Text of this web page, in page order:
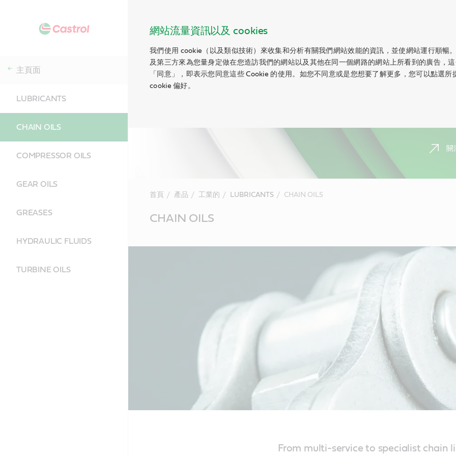
網站流量資訊以及 cookies
我們使用 cookie（以及類似技術）來收集和分析有關我們網站效能的資訊，並使網站運行順暢
及第三方來為您量身定做在您造訪我們的網站以及其他在同一個網路的網站上所看到的廣告，
「同意」，即表示您同意這些 Cookie 的使用。如您不同意或是您想要了解更多，您可以點選所
cookie 偏好。
關
主頁面
LUBRICANTS
CHAIN OILS
COMPRESSOR OILS
GEAR OILS
GREASES
HYDRAULIC FLUIDS
TURBINE OILS
首頁 產品 工業的 LUBRICANTS CHAIN OILS
ContentCHAIN OILS
From multi-service to specialist chain